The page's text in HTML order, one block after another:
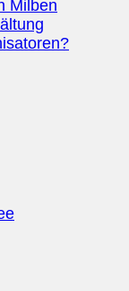
Milben